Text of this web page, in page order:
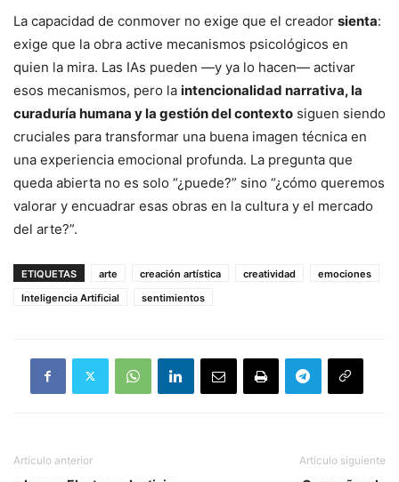
La capacidad de conmover no exige que el creador sienta:
exige que la obra active mecanismos psicológicos en
quien la mira. Las IAs pueden —y ya lo hacen— activar
esos mecanismos, pero la intencionalidad narrativa, la
curaduría humana y la gestión del contexto siguen siendo
cruciales para transformar una buena imagen técnica en
una experiencia emocional profunda. La pregunta que
queda abierta no es solo “¿puede?” sino “¿cómo queremos
valorar y encuadrar esas obras en la cultura y el mercado
del arte?”.
ETIQUETAS arte creación artística creatividad
emociones
Inteligencia Artificial
sentimientos
Artículo anterior Artículo siguiente